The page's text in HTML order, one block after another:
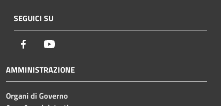
SEGUICI SU
Facebook
AMMINISTRAZIONE
Organi di Governo